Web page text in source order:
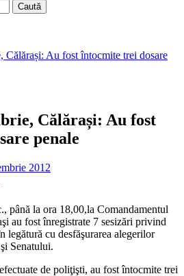
Călărași: Au fost întocmite trei dosare
Călărași: Au fost
penale
2012
până la ora 18,00,la Comandamentul
au fost înregistrate 7 sesizări privind
legătură cu desfăşurarea alegerilor
Senatului.
de poliţişti, au fost întocmite trei